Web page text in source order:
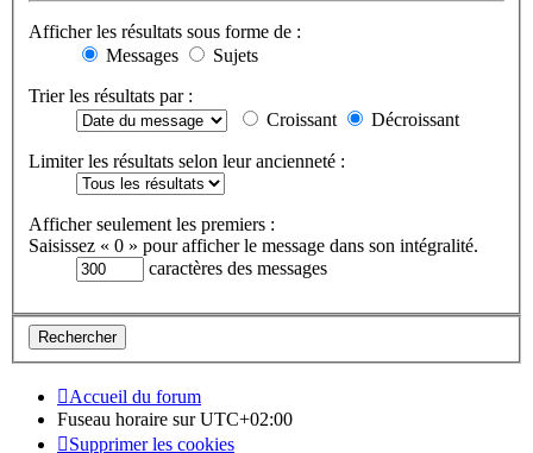
Afficher les résultats sous forme de :
Messages
Sujets
Trier les résultats par :
Croissant
Décroissant
Limiter les résultats selon leur ancienneté :
Afficher seulement les premiers :
Saisissez « 0 » pour afficher le message dans son intégralité.
caractères des messages
Accueil du forum
Fuseau horaire surUTC+02:00
Supprimer les cookies